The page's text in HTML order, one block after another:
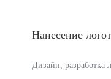
Нанесение
Дизайн, разработка